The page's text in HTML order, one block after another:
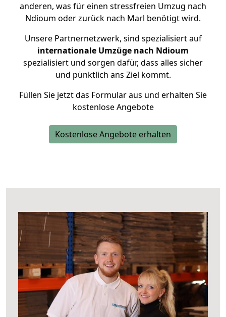
anderen, was für einen stressfreien Umzug nach
Ndioum oder zurück nach Marl benötigt wird.
Unsere Partnernetzwerk, sind spezialisiert auf
internationale Umzüge nach Ndioum
spezialisiert und sorgen dafür, dass alles sicher
und pünktlich ans Ziel kommt.
Füllen Sie jetzt das Formular aus und erhalten Sie
kostenlose Angebote
Kostenlose Angebote erhalten